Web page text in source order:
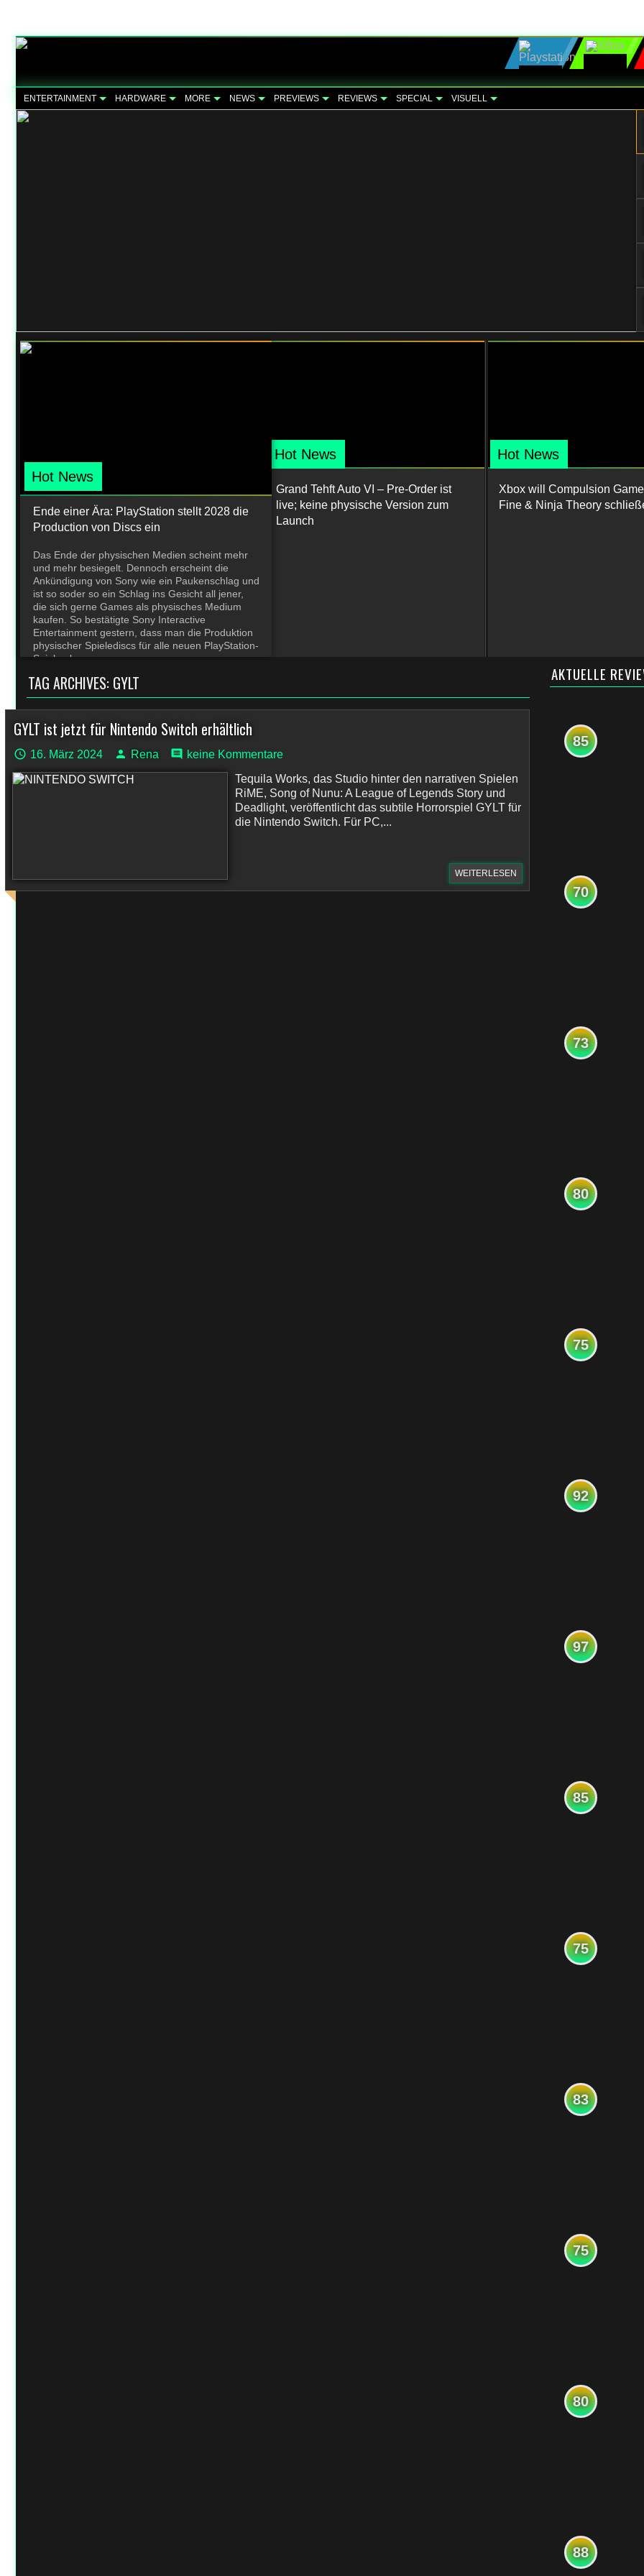
ENTERTAINMENT HARDWARE MORE NEWS PREVIEWS REVIEWS SPECIAL VISUELL
Hot News
Ende einer Ära: PlayStation stellt 2028 die
Production von Discs ein
Das Ende der physischen Medien scheint mehr
und mehr besiegelt. Dennoch erscheint die
Ankündigung von Sony wie ein Paukenschlag und
ist so soder so ein Schlag ins Gesicht all jener,
die sich gerne Games als physisches Medium
kaufen. So bestätigte Sony Interactive
Entertainment gestern, dass man die Produktion
physischer Spielediscs für alle neuen PlayStation-
Spiele ab
Hot News
Grand Tehft Auto VI – Pre-Order ist
live; keine physische Version zum
Launch
Hot News
Xbox will Compulsion
Fine & Ninja Theory
TAG ARCHIVES: GYLT
GYLT ist jetzt für Nintendo Switch erhältlich
16. März 2024 Rena
keine Kommentare
Tequila Works, das Studio hinter den narrativen Spielen
RiME, Song of Nunu: A League of Legends Story und
Deadlight, veröffentlicht das subtile Horrorspiel GYLT für
die Nintendo Switch. Für PC,...
WEITERLESEN
AKTUELLE
85
70
73
80
75
92
97
85
75
83
75
80
88